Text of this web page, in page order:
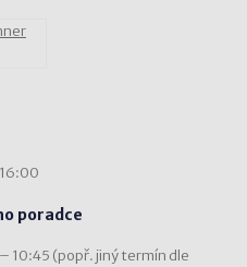
poradce
10:45 (popř. jiný termín dle